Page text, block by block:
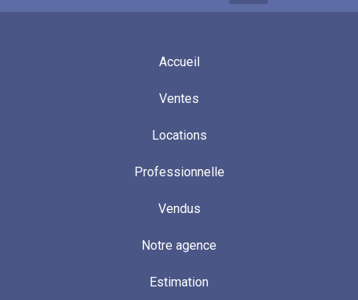
Accueil
Ventes
Locations
Professionnelle
Vendus
Notre agence
Estimation